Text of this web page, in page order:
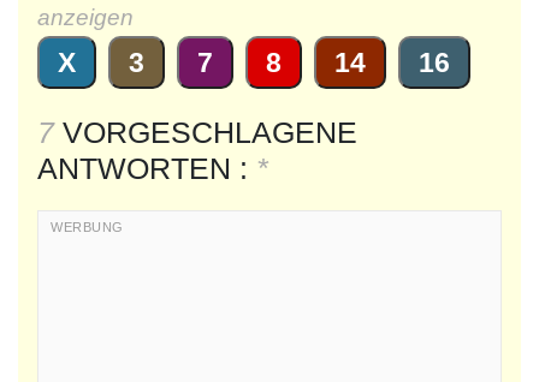
anzeigen
X 3 7 8 14 16
7VORGESCHLAGENE
ANTWORTEN : *